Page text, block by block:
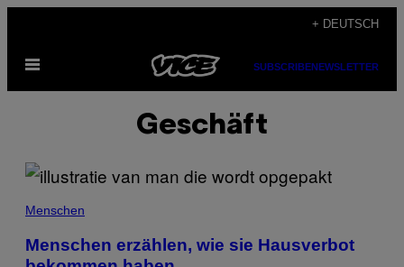
content
+ DEUTSCH
Open
SUBSCRIBENEWSLETTER
Geschäft
Menschen
Menschen erzählen, wie sie Hausverbot